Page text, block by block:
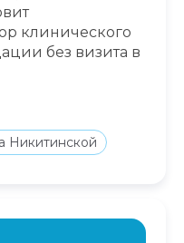
клинического
без визита в
Никитинской